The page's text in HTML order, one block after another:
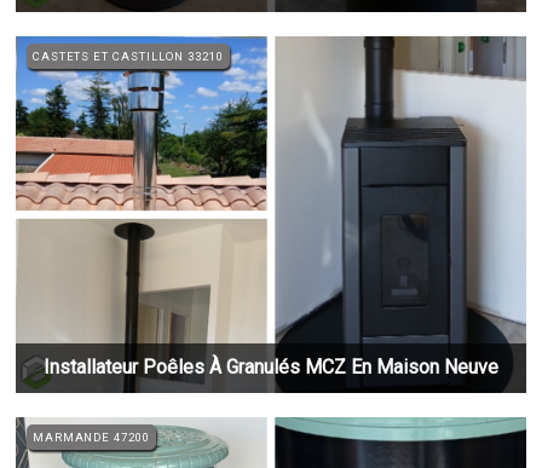
Installateur Poêles À Granulés MCZ En Maison Neuve
CASTETS ET CASTILLON 33210
MARMANDE 47200